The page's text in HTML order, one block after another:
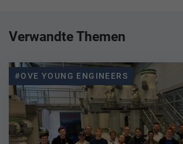
Verwandte Themen
#OVE YOUNG ENGINEERS